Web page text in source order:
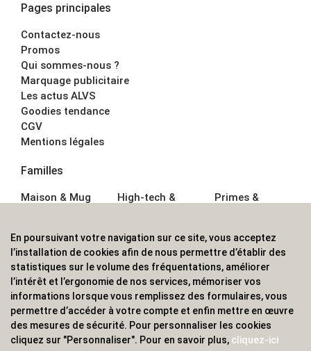
Pages principales
Contactez-nous
Promos
Qui sommes-nous ?
Marquage publicitaire
Les actus ALVS
Goodies tendance
CGV
Mentions légales
Familles
Maison & Mug
Écriture
Bagagerie sacs
High-tech &
Sport &
Outdoor
Enfant
Primes &
Boisson
Textile &
Casquette
Accessoires de
ALVS, fournisseur d'objets publicitaires, pour les
professionnels. Une implantation nationale, une
En poursuivant votre navigation sur ce site, vous acceptez
l’installation de cookies afin de nous permettre d’établir des
statistiques sur le volume des fréquentations, améliorer
l’intérêt et l’ergonomie de nos services, mémoriser vos
informations lorsque vous remplissez des formulaires, vous
permettre d’accéder à votre compte et enfin mettre en œuvre
des mesures de sécurité. Pour personnaliser les cookies
cliquez sur "Personnaliser". Pour en savoir plus, cliquez-ici